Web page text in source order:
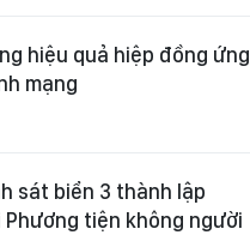
hiệu quả hiệp đồng ứng
mạng
sát biển 3 thành lập
Phương tiện không người